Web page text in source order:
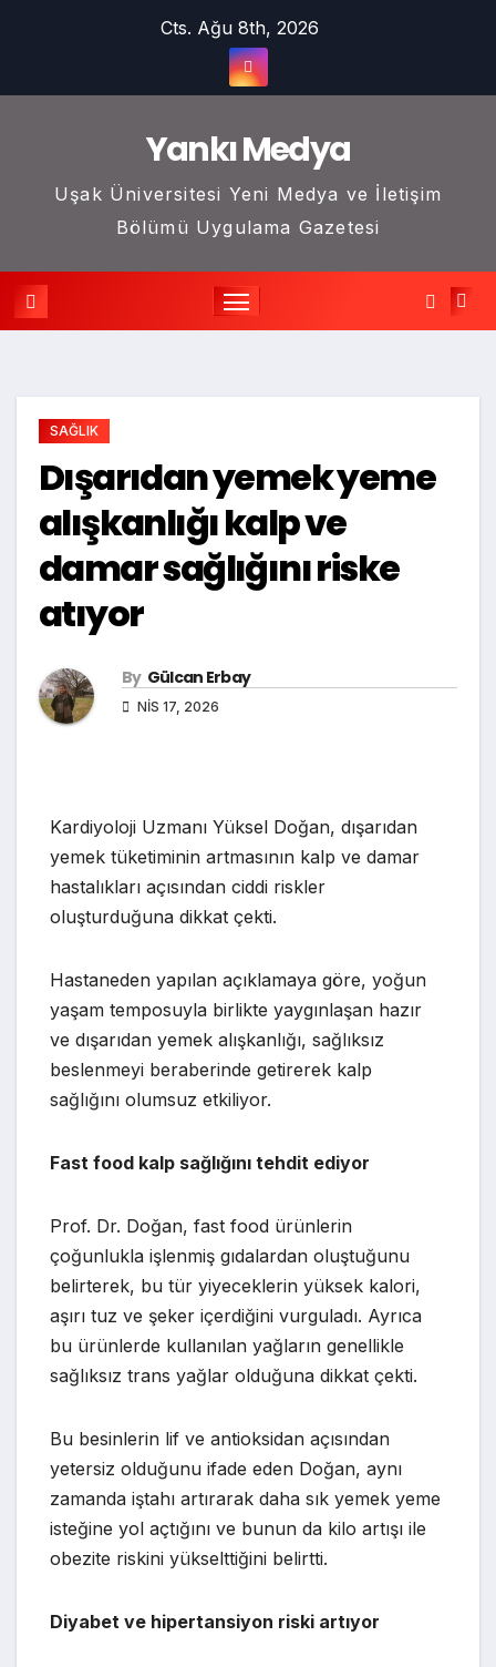
Cts. Ağu 8th, 2026
Yankı Medya
Uşak Üniversitesi Yeni Medya ve İletişim
Bölümü Uygulama Gazetesi
SAĞLIK
Dışarıdan yemek yeme
alışkanlığı kalp ve
damar sağlığını riske
atıyor
By Gülcan Erbay
NIS 17, 2026
Kardiyoloji Uzmanı Yüksel Doğan, dışarıdan
yemek tüketiminin artmasının kalp ve damar
hastalıkları açısından ciddi riskler
oluşturduğuna dikkat çekti.
Hastaneden yapılan açıklamaya göre, yoğun
yaşam temposuyla birlikte yaygınlaşan hazır
ve dışarıdan yemek alışkanlığı, sağlıksız
beslenmeyi beraberinde getirerek kalp
sağlığını olumsuz etkiliyor.
Fast food kalp sağlığını tehdit ediyor
Prof. Dr. Doğan, fast food ürünlerin
çoğunlukla işlenmiş gıdalardan oluştuğunu
belirterek, bu tür yiyeceklerin yüksek kalori,
aşırı tuz ve şeker içerdiğini vurguladı. Ayrıca
bu ürünlerde kullanılan yağların genellikle
sağlıksız trans yağlar olduğuna dikkat çekti.
Bu besinlerin lif ve antioksidan açısından
yetersiz olduğunu ifade eden Doğan, aynı
zamanda iştahı artırarak daha sık yemek yeme
isteğine yol açtığını ve bunun da kilo artışı ile
obezite riskini yükselttiğini belirtti.
Diyabet ve hipertansiyon riski artıyor